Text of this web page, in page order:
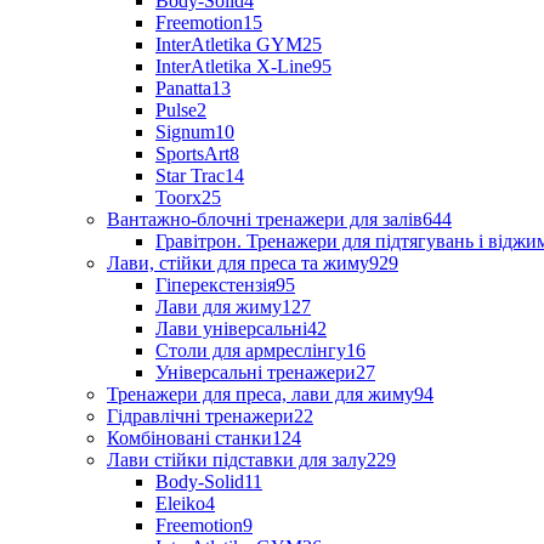
Freemotion15
InterAtletika GYM25
InterAtletika X-Line95
Panatta13
Pulse2
Signum10
SportsArt8
Star Trac14
Toorx25
Вантажно-блочні тренажери для залів644
Гравітрон. Тренажери для підтягувань і
Лави, стійки для преса та жиму929
Гіперекстензія95
Лави для жиму127
Лави універсальні42
Столи для армреслінгу16
Універсальні тренажери27
Тренажери для преса, лави для жиму94
Гідравлічні тренажери22
Комбіновані станки124
Лави стійки підставки для залу229
Body-Solid11
Eleiko4
Freemotion9